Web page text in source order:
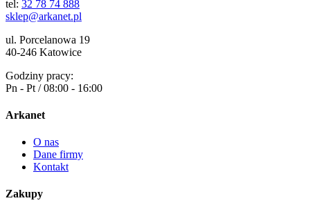
tel: 32 78 74 888
sklep@arkanet.pl
ul. Porcelanowa 19
40-246 Katowice
Godziny pracy:
Pn - Pt / 08:00 - 16:00
Arkanet
O nas
Dane firmy
Kontakt
Zakupy